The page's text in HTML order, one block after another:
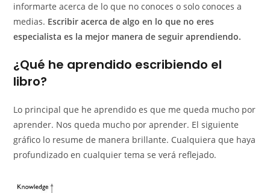
informarte acerca de lo que no conoces o solo conoces a
medias. Escribir acerca de algo en lo que no eres
especialista es la mejor manera de seguir aprendiendo.
¿Qué he aprendido escribiendo el
libro?
Lo principal que he aprendido es que me queda mucho por
aprender. Nos queda mucho por aprender. El siguiente
gráfico lo resume de manera brillante. Cualquiera que haya
profundizado en cualquier tema se verá reflejado.